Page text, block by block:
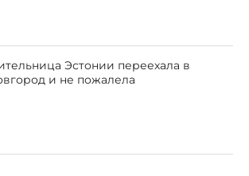
Эстонии переехала в
и не пожалела